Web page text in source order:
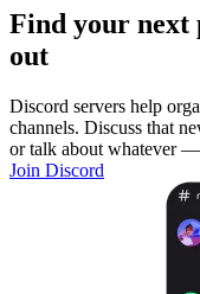
Find your next
out
Discord servers help
channels. Discuss that
or talk about whatever
Join Discord